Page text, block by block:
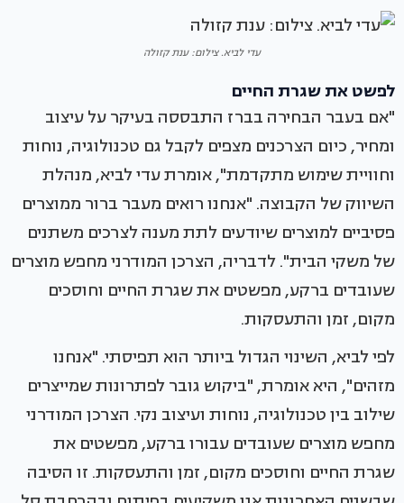
עדי לביא. צילום: ענת קזולה
לפשט את שגרת החיים
"אם בעבר הבחירה בברז התבססה בעיקר על עיצוב
ומחיר, כיום הצרכנים מצפים לקבל גם טכנולוגיה, נוחות
וחוויית שימוש מתקדמת", אומרת עדי לביא, מנהלת
השיווק של הקבוצה. "אנחנו רואים מעבר ברור ממוצרים
פסיביים למוצרים שיודעים לתת מענה לצרכים משתנים
של משקי הבית". לדבריה, הצרכן המודרני מחפש מוצרים
שעובדים ברקע, מפשטים את שגרת החיים וחוסכים
מקום, זמן והתעסקות.
לפי לביא, השינוי הגדול ביותר הוא תפיסתי. "אנחנו
מזהים", היא אומרת, "ביקוש גובר לפתרונות שמייצרים
שילוב בין טכנולוגיה, נוחות ועיצוב נקי. הצרכן המודרני
מחפש מוצרים שעובדים עבורו ברקע, מפשטים את
שגרת החיים וחוסכים מקום, זמן והתעסקות. זו הסיבה